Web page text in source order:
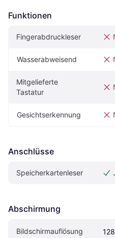
Funktionen
Fingerabdruckleser
Wasserabweisend
Mitgelieferte
Tastatur
Gesichtserkennung
Anschlüsse
Speicherkartenleser
Abschirmung
Bildschirmauflösung